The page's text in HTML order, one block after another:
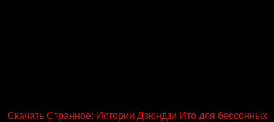
Скачать Странное: Истории Дзюндзи Ито для бессонных